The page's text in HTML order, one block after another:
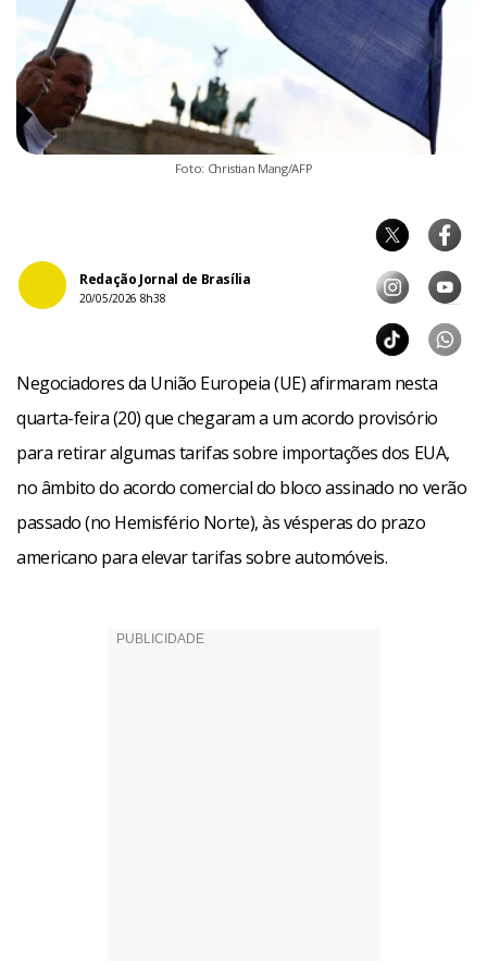
Foto: Christian Mang/AFP
Redação Jornal de Brasília
20/05/2026 8h38
Negociadores da União Europeia (UE) afirmaram nesta
quarta-feira (20) que chegaram a um acordo provisório
para retirar algumas tarifas sobre importações dos EUA,
no âmbito do acordo comercial do bloco assinado no verão
passado (no Hemisfério Norte), às vésperas do prazo
americano para elevar tarifas sobre automóveis.